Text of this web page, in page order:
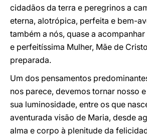
cidadãos da terra e peregrinos a
eterna, alotrópica, perfeita e bem-
também a nós, quase a
e perfeitíssima Mulher, Mãe de
preparada.
Um dos pensamentos
nos parece, devemos tornar nosso
sua luminosidade, entre os que
aventurada visão de Maria, desde
alma e corpo à plenitude da